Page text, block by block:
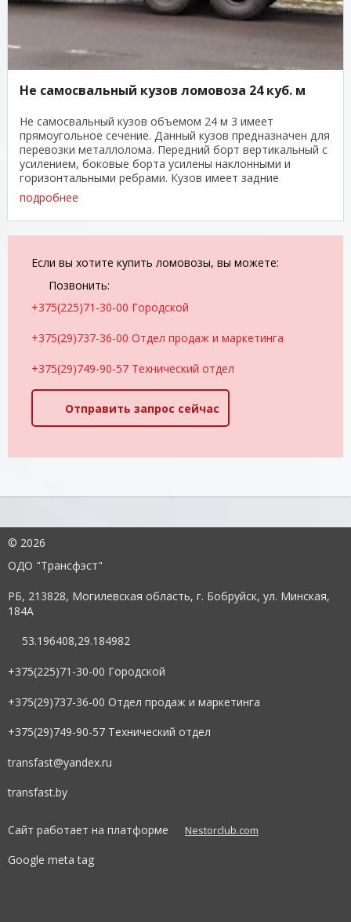
Не самосвальный кузов ломовоза 24 куб. м
Не самосвальный кузов объемом 24 м 3 имеет
прямоугольное сечение. Данный кузов предназначен для
перевозки металлолома. Передний борт вертикальный с
усилением, боковые борта усилены наклонными и
горизонтальными ребрами. Кузов имеет задние
распашные ...
подробнее
Если вы хотите купить ломовозы, вы можете:
Позвонить:
+375(225)71-30-00 Городской
+375(29)737-36-00 Отдел продаж и маркетинга
+375(29)749-90-57 Технический отдел
Отправить запрос сейчас
© 2026
ОДО "Трансфэст"
РБ, 213828, Могилевская область, г. Бобруйск, ул. Минская,
184А
53.196408,29.184982
+375(225)71-30-00 Городской
+375(29)737-36-00 Отдел продаж и маркетинга
+375(29)749-90-57 Технический отдел
transfast@yandex.ru
transfast.by
Сайт работает на платформе Nestorclub.com
Google meta tag